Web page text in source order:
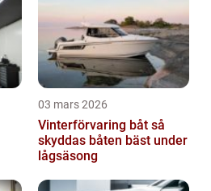
03 mars 2026
Vinterförvaring båt så
skyddas båten bäst under
lågsäsong